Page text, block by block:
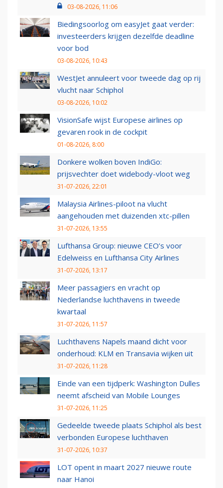
03-08-2026, 11:06
Biedingsoorlog om easyJet gaat verder:
investeerders krijgen dezelfde deadline
voor bod
03-08-2026, 10:43
WestJet annuleert voor tweede dag op rij
vlucht naar Schiphol
03-08-2026, 10:02
VisionSafe wijst Europese airlines op
gevaren rook in de cockpit
01-08-2026, 8:00
Donkere wolken boven IndiGo:
prijsvechter doet widebody-vloot weg
31-07-2026, 22:01
Malaysia Airlines-piloot na vlucht
aangehouden met duizenden xtc-pillen
31-07-2026, 13:55
Lufthansa Group: nieuwe CEO’s voor
Edelweiss en Lufthansa City Airlines
31-07-2026, 13:17
Meer passagiers en vracht op
Nederlandse luchthavens in tweede
kwartaal
31-07-2026, 11:57
Luchthavens Napels maand dicht voor
onderhoud: KLM en Transavia wijken uit
31-07-2026, 11:28
Einde van een tijdperk: Washington Dulles
neemt afscheid van Mobile Lounges
31-07-2026, 11:25
Gedeelde tweede plaats Schiphol als best
verbonden Europese luchthaven
31-07-2026, 10:37
LOT opent in maart 2027 nieuwe route
naar Hanoi